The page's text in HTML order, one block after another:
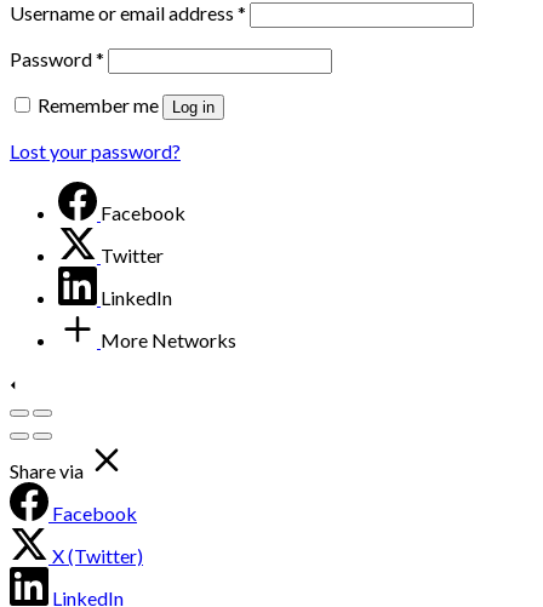
Username or email address *
Password*
Remember me
Log in
Lost your password?
Facebook
Twitter
LinkedIn
More Networks
Share via
Facebook
X (Twitter)
LinkedIn